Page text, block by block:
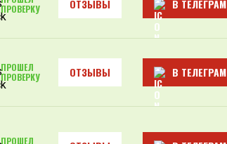
ПРОВЕРКУ
ОТЗЫВЫ В ТЕЛЕГРАМ
ПРОШЕЛ
ПРОВЕРКУ
ОТЗЫВЫ В ТЕЛЕГРАМ
ПРОШЕЛ